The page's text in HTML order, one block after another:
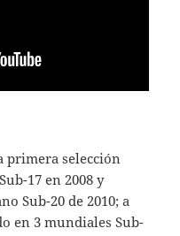
primera selección
17 en 2008 y
Sub-20 de 2010; a
en 3 mundiales Sub-